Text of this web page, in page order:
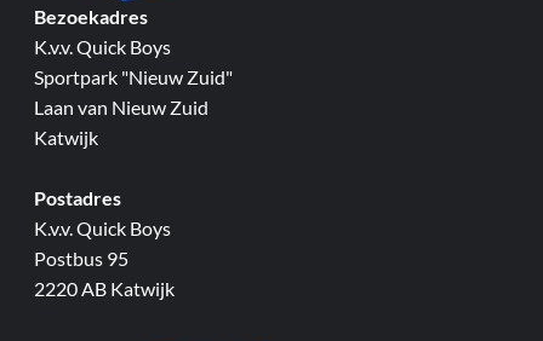
Bezoekadres
K.v.v. Quick Boys
Sportpark "Nieuw Zuid"
Laan van Nieuw Zuid
Katwijk
Postadres
K.v.v. Quick Boys
Postbus 95
2220 AB Katwijk